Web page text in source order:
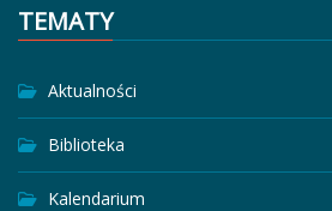
TEMATY
Aktualności
Biblioteka
Kalendarium